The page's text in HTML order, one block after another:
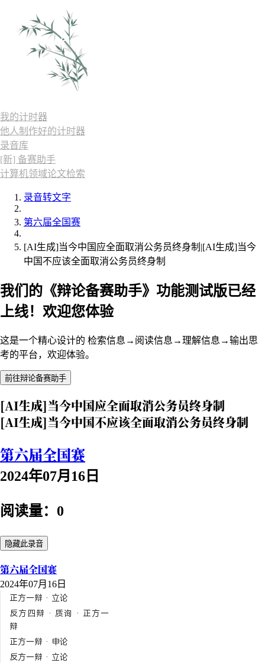
我的计时器
他人制作好的计时器
录音库
[新] 备赛助手
计算机领域论文检索
录音转文字
第六届全国赛
[AI生成]当今中国应全面取消公务员终身制|[AI生成]当今
中国不应该全面取消公务员终身制
我们的《辩论备赛助手》功能测试版已经
上线！欢迎您体验
这是一个精心设计的 检索信息→阅读信息→理解信息→输出思
考的平台，欢迎体验。
前往辩论备赛助手
[AI生成]当今中国应全面取消公务员终身制
[AI生成]当今中国不应该全面取消公务员终身制
第六届全国赛
2024年07月16日
阅读量：0
隐藏此录音
第六届全国赛
2024年07月16日
正方一辩 · 立论
反方四辩 · 质询 · 正方一
辩
正方一辩 · 申论
反方一辩 · 立论